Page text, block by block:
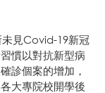
未見Covid-19新冠
慣以對抗新型病
診個案的增加，
大專院校開學後